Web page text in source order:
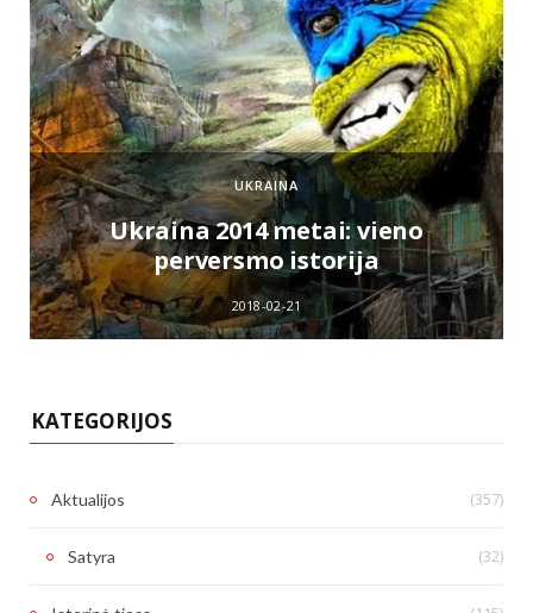
UKRAINA
Ukraina 2014 metai: vieno
perversmo istorija
2018-02-21
KATEGORIJOS
Aktualijos (357)
Satyra (32)